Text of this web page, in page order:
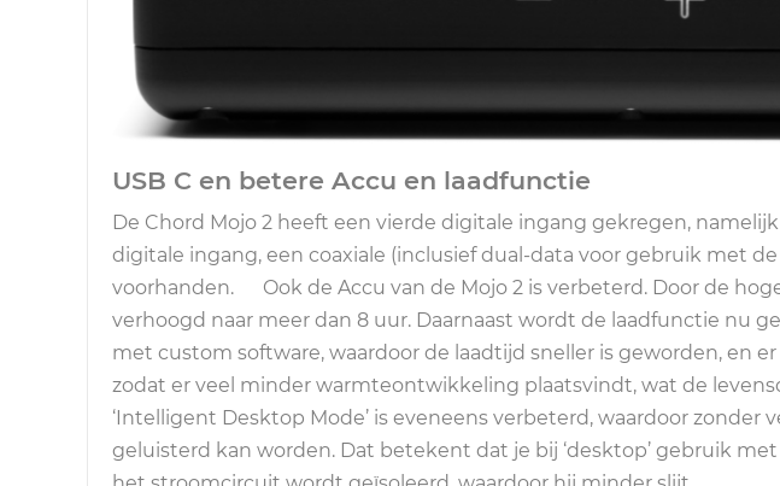
USB C en betere Accu en laadfunctie
De Chord Mojo 2 heeft een vierde digitale ingang gekregen, namelijk
digitale ingang, een coaxiale (inclusief dual-data voor gebruik met de
voorhanden. Ook de Accu van de Mojo 2 is verbeterd. Door de
verhoogd naar meer dan 8 uur. Daarnaast wordt de laadfunctie nu
met custom software, waardoor de laadtijd sneller is geworden, en
zodat er veel minder warmteontwikkeling plaatsvindt, wat de
‘Intelligent Desktop Mode’ is eveneens verbeterd, waardoor zonder
geluisterd kan worden. Dat betekent dat je bij ‘desktop’ gebruik